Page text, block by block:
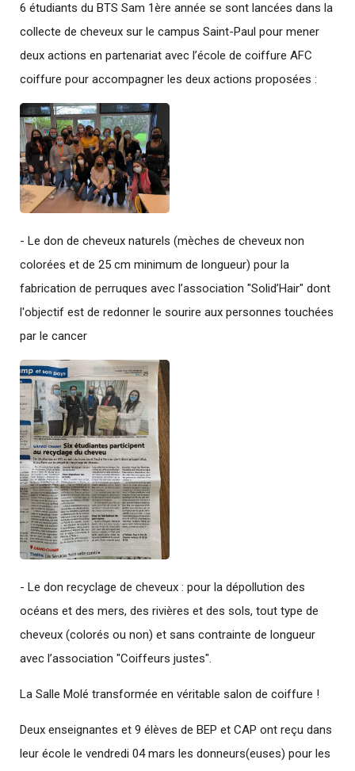
6 étudiants du BTS Sam 1ère année se sont lancées dans la
collecte de cheveux sur le campus Saint-Paul pour mener
deux actions en partenariat avec l’école de coiffure AFC
coiffure pour accompagner les deux actions proposées :
- Le don de cheveux naturels (mèches de cheveux non
colorées et de 25 cm minimum de longueur) pour la
fabrication de perruques avec l’association "Solid’Hair" dont
l'objectif est de redonner le sourire aux personnes touchées
par le cancer
- Le don recyclage de cheveux : pour la dépollution des
océans et des mers, des rivières et des sols, tout type de
cheveux (colorés ou non) et sans contrainte de longueur
avec l’association "Coiffeurs justes".
La Salle Molé transformée en véritable salon de coiffure !
Deux enseignantes et 9 élèves de BEP et CAP ont reçu dans
leur école le vendredi 04 mars les donneurs(euses) pour les